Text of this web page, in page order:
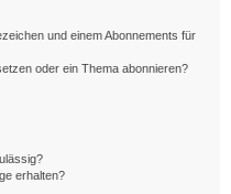
und einem Abonnements für
oder ein Thema abonnieren?
erhalten?